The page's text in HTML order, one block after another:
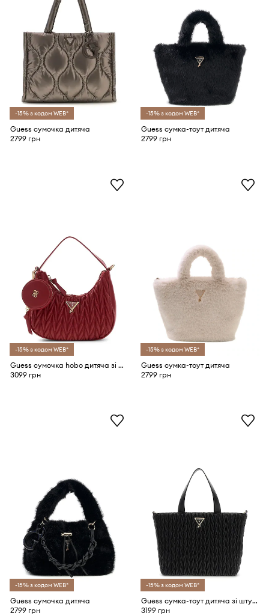
-15% з кодом WEB*
Guess сумочка дитяча
2799 грн
-15% з кодом WEB*
Guess сумка-тоут дитяча
2799 грн
-15% з кодом WEB*
Guess сумочка hobo дитяча зі штучної шкіри
3099 грн
-15% з кодом WEB*
Guess сумка-тоут дитяча
2799 грн
-15% з кодом WEB*
Guess сумочка дитяча
2799 грн
-15% з кодом WEB*
Guess сумка-тоут дитяча зі штучної шкіри
3199 грн